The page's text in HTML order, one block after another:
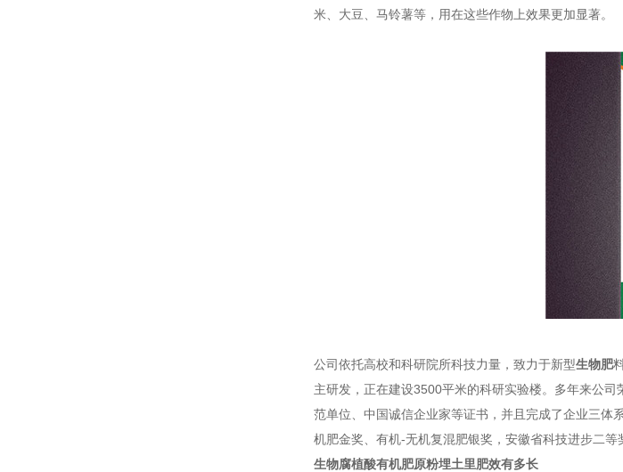
米、大豆、马铃薯等，用在这些作物上效果更加显著。
公司依托高校和科研院所科技力量，致力于新型生物肥
主研发，正在建设3500平米的科研实验楼。多年来公
范单位、中国诚信企业家等证书，并且完成了企业三体
机肥金奖、有机-无机复混肥银奖，安徽省科技进步二等
生物腐植酸有机肥原粉埋土里肥效有多长